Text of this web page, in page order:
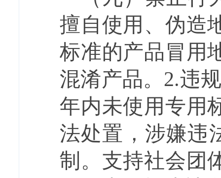
擅自使用、伪造
标准的产品冒用
混淆产品。 2.违
年内未使用专用
法处置，涉嫌违
制。支持社会团